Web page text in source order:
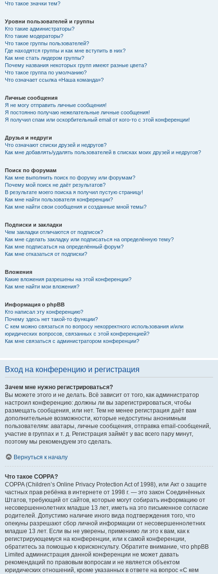
Что такое значки тем?
Уровни пользователей и группы
Кто такие администраторы?
Кто такие модераторы?
Что такое группы пользователей?
Где находятся группы и как мне вступить в них?
Как мне стать лидером группы?
Почему названия некоторых групп имеют разные цвета?
Что такое группа по умолчанию?
Что означает ссылка «Наша команда»?
Личные сообщения
Я не могу отправить личные сообщения!
Я постоянно получаю нежелательные личные сообщения!
Я получил спам или оскорбительный email от кого-то с этой конференции!
Друзья и недруги
Что означают списки друзей и недругов?
Как мне добавлять/удалять пользователей в списках моих друзей и недругов?
Поиск по форумам
Как мне выполнить поиск по форуму или форумам?
Почему мой поиск не даёт результатов?
В результате моего поиска я получил пустую страницу!
Как мне найти пользователя конференции?
Как мне найти свои сообщения и созданные мной темы?
Подписки и закладки
Чем закладки отличаются от подписок?
Как мне сделать закладку или подписаться на определённую тему?
Как мне подписаться на определённый форум?
Как мне отказаться от подписки?
Вложения
Какие вложения разрешены на этой конференции?
Как мне найти мои вложения?
Информация о phpBB
Кто написал эту конференцию?
Почему здесь нет такой-то функции?
С кем можно связаться по вопросу некорректного использования и/или
юридических вопросов, связанных с этой конференцией?
Как мне связаться с администратором конференции?
Вход на конференцию и регистрация
Зачем мне нужно регистрироваться?
Вы можете этого и не делать. Всё зависит от того, как администратор
настроил конференцию: должны ли вы зарегистрироваться, чтобы
размещать сообщения, или нет. Тем не менее регистрация даёт вам
дополнительные возможности, которые недоступны анонимным
пользователям: аватары, личные сообщения, отправка email-сообщений,
участие в группах и т. д. Регистрация займёт у вас всего пару минут,
поэтому мы рекомендуем это сделать.
Вернуться к началу
Что такое COPPA?
COPPA (Children’s Online Privacy Protection Act of 1998), или Акт о защите
частных прав ребёнка в интернете от 1998 г. — это закон Соединённых
Штатов, требующий от сайтов, которые могут собирать информацию от
несовершеннолетних младше 13 лет, иметь на это письменное согласие
родителей. Допустимо наличие иного вида подтверждения того, что
опекуны разрешают сбор личной информации от несовершеннолетних
младше 13 лет. Если вы не уверены, применимо ли это к вам, как к
регистрирующемуся на конференции, или к самой конференции,
обратитесь за помощью к юрисконсульту. Обратите внимание, что phpBB
Limited администрация данной конференции не может давать
рекомендаций по правовым вопросам и не является объектом
юридических отношений, кроме указанных в ответе на вопрос «С кем